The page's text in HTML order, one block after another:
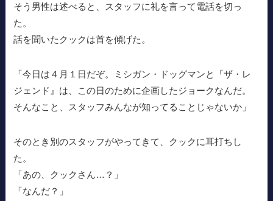
そう男性は述べると、スタッフに礼を言って電話を切っ
た。
話を聞いたクックは首を傾げた。
「今日は４月１日だぞ。ミシガン・ドッグマンと『ザ・レ
ジェンド』は、この日のために企画したジョークなんだ。
そんなこと、スタッフみんなが知ってることじゃないか」
そのとき別のスタッフがやってきて、クックに耳打ちし
た。
「あの、クックさん…？」
「なんだ？」